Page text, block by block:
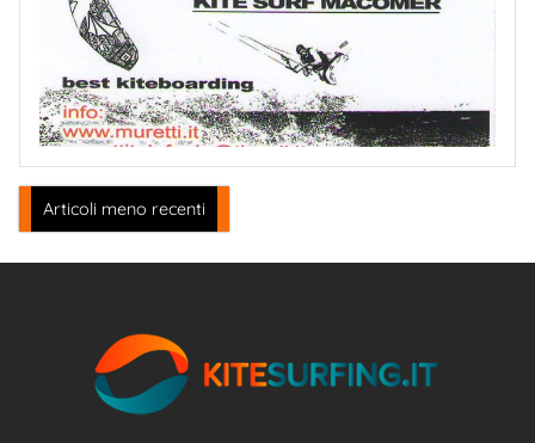
Navigazione
articoli
Articoli meno recenti